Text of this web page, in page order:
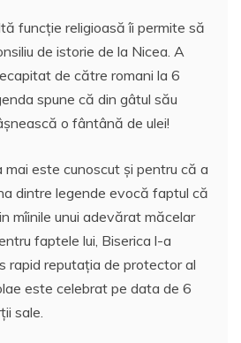
funcţie religioasă îi permite să
de istorie de la Nicea. A
de către romani la 6
spune că din gâtul său
o fântână de ulei!
mai este cunoscut şi pentru că a
dintre legende evocă faptul că
mîinile unui adevărat măcelar
faptele lui, Biserica l-a
rapid reputaţia de protector al
este celebrat pe data de 6
sale.